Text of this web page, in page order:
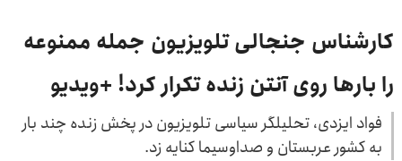
کارشناس جنجالی تلویزیون جمله ممنوعه
را بارها روی آنتن زنده تکرار کرد! +ویدیو
فواد ایزدی، تحلیلگر سیاسی تلویزیون در پخش زنده چند بار
به کشور عربستان و صداوسیما کنایه زد.